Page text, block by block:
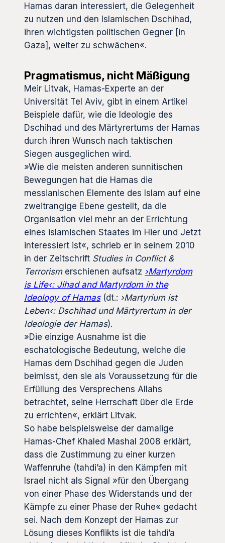
Hamas daran interessiert, die Gelegenheit
zu nutzen und den Islamischen Dschihad,
ihren wichtigsten politischen Gegner [in
Gaza], weiter zu schwächen«.
Pragmatismus, nicht Mäßigung
Meir Litvak, Hamas-Experte an der
Universität Tel Aviv, gibt in einem Artikel
Beispiele dafür, wie die Ideologie des
Dschihad und des Märtyrertums der Hamas
durch ihren Wunsch nach taktischen
Siegen ausgeglichen wird.
»Wie die meisten anderen sunnitischen
Bewegungen hat die Hamas die
messianischen Elemente des Islam auf eine
zweitrangige Ebene gestellt, da die
Organisation viel mehr an der Errichtung
eines islamischen Staates im Hier und Jetzt
interessiert ist«, schrieb er in seinem 2010
in der Zeitschrift Studies in Conflict &
Terrorismerschienen aufsatz ›Martyrdom
is Life‹: Jihad and Martyrdom in the
Ideology of Hamas(dt.: ›Martyrium ist
Leben‹: Dschihad und Märtyrertum in der
Ideologie der Hamas).
»Die einzige Ausnahme ist die
eschatologische Bedeutung, welche die
Hamas dem Dschihad gegen die Juden
beimisst, den sie als Voraussetzung für die
Erfüllung des Versprechens Allahs
betrachtet, seine Herrschaft über die Erde
zu errichten«, erklärt Litvak.
So habe beispielsweise der damalige
Hamas-Chef Khaled Mashal 2008 erklärt,
dass die Zustimmung zu einer kurzen
Waffenruhe (tahdi’a) in den Kämpfen mit
Israel nicht als Signal »für den Übergang
von einer Phase des Widerstands und der
Kämpfe zu einer Phase der Ruhe« gedacht
sei. Nach dem Konzept der Hamas zur
Lösung dieses Konflikts ist die tahdi’a